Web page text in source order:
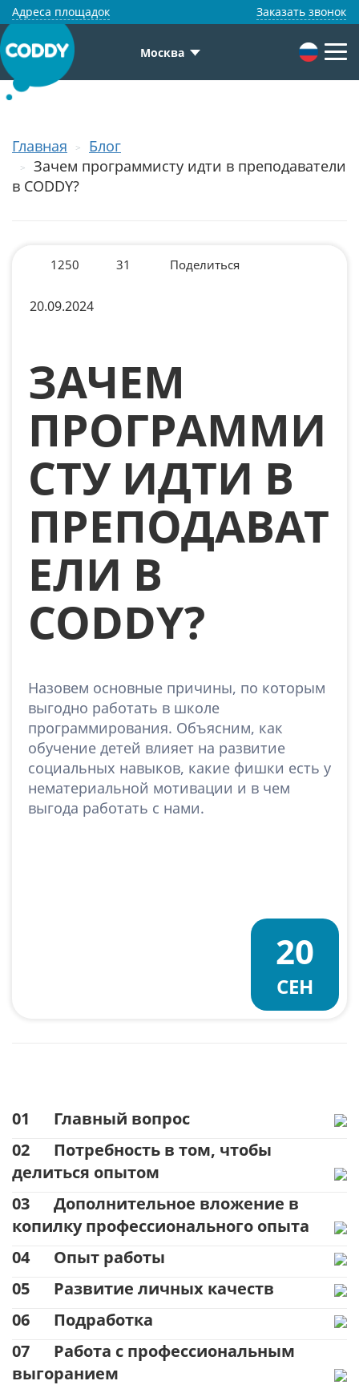
Адреса площадок Заказать звонок
Москва
Главная
Блог
Зачем программисту идти в преподаватели
в CODDY?
1250 31 Поделиться
20.09.2024
ЗАЧЕМ
ПРОГРАММИ
СТУ ИДТИ В
ПРЕПОДАВАТ
ЕЛИ В
CODDY?
Назовем основные причины, по которым
выгодно работать в школе
программирования. Объясним, как
обучение детей влияет на развитие
социальных навыков, какие фишки есть у
нематериальной мотивации и в чем
выгода работать с нами.
20
СЕН
01
Главный вопрос
02
Потребность в том, чтобы
делиться опытом
03
Дополнительное вложение в
копилку профессионального опыта
04
Опыт работы
05
Развитие личных качеств
06
Подработка
07
Работа с профессиональным
выгоранием